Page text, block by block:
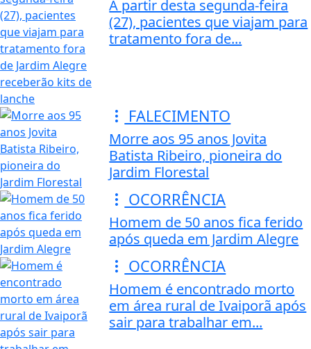
A partir desta segunda-feira
(27), pacientes que viajam para
tratamento fora de...
FALECIMENTO
Morre aos 95 anos Jovita
Batista Ribeiro, pioneira do
Jardim Florestal
OCORRÊNCIA
Homem de 50 anos fica ferido
após queda em Jardim Alegre
OCORRÊNCIA
Homem é encontrado morto
em área rural de Ivaiporã após
sair para trabalhar em...